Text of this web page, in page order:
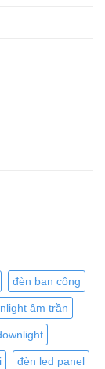
đèn ban công
âm trần
đèn led panel